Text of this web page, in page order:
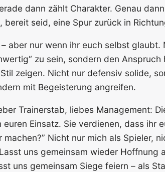
dann zählt Charakter. Genau
bereit seid, eine Spur zurück in
aber nur wenn ihr euch selbst
zu sein, sondern den
zeigen. Nicht nur defensiv solide,
mit Begeisterung angreifen.
Trainerstab, liebes Management:
Einsatz. Sie verdienen, dass ihr
machen?” Nicht nur mich als Spieler,
uns gemeinsam wieder Hoffnung
uns gemeinsam Siege feiern – als